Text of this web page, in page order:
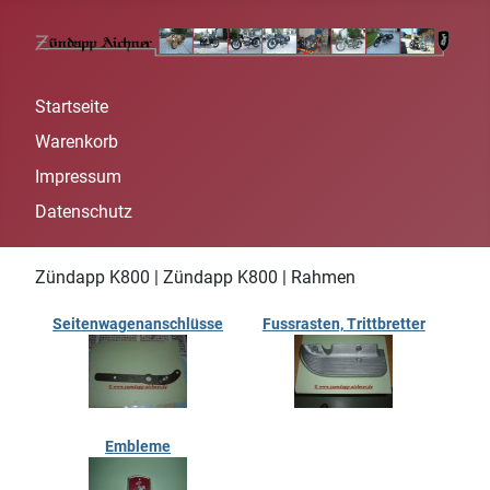
Startseite
Warenkorb
Impressum
Datenschutz
Zündapp K800 | Zündapp K800 | Rahmen
Seitenwagenanschlüsse Fussrasten, Trittbretter
Embleme